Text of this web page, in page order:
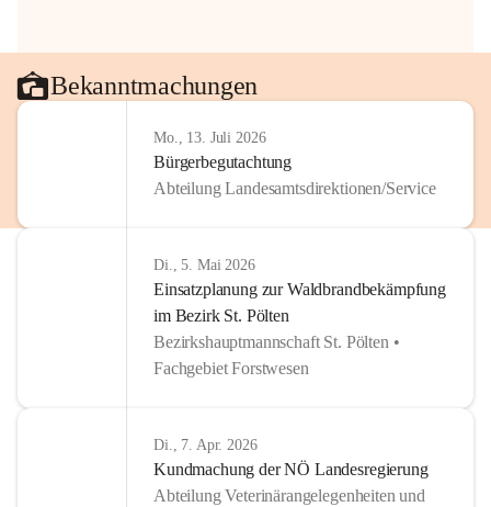
Bekanntmachungen
Mo., 13. Juli 2026
Bürgerbegutachtung
Abteilung Landesamtsdirektionen/Service
Di., 5. Mai 2026
Einsatzplanung zur Waldbrandbekämpfung
im Bezirk St. Pölten
Bezirkshauptmannschaft St. Pölten •
Fachgebiet Forstwesen
Di., 7. Apr. 2026
Kundmachung der NÖ Landesregierung
Abteilung Veterinärangelegenheiten und